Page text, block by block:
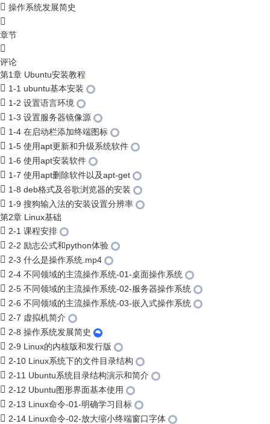
操作系统发展简史
章节
评论
第1章 Ubuntu安装教程
1-1 ubuntu基本安装
1-2 设置语言环境
1-3 设置服务器镜像源
1-4 在启动栏添加终端图标
1-5 使用apt更新和升级系统软件
1-6 使用apt安装软件
1-7 使用apt删除软件以及apt-get
1-8 deb格式及谷歌浏览器的安装
1-9 搜狗输入法的安装设置分辨率
第2章 Linux基础
2-1 课程安排
2-2 励志公式和python体验
2-3 什么是操作系统.mp4
2-4 不同领域的主流操作系统-01-桌面操作系统
2-5 不同领域的主流操作系统-02-服务器操作系统
2-6 不同领域的主流操作系统-03-嵌入式操作系统
2-7 虚拟机简介
2-8 操作系统发展简史
2-9 Linux的内核版和发行版
2-10 Linux系统下的文件目录结构
2-11 Ubuntu系统目录结构演示和简介
2-12 Ubuntu图形界面基本使用
2-13 Linux命令-01-明确学习目标
2-14 Linux命令-02-放大缩小终端窗口字体